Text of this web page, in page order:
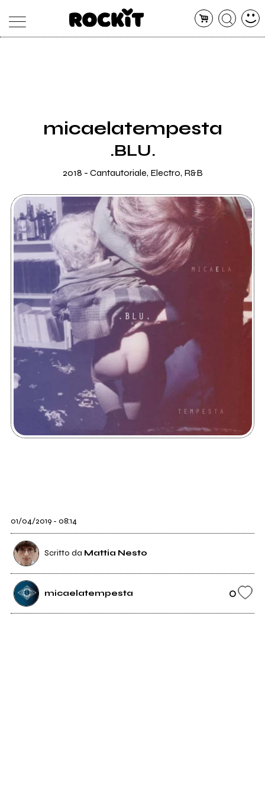
SHOP
micaelatempesta
.BLU.
2018 - Cantautoriale, Electro, R&B
01/04/2019 - 08:14
Scritto da Mattia Nesto
micaelatempesta 0